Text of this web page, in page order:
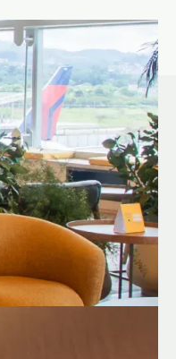
tem
e vantagens